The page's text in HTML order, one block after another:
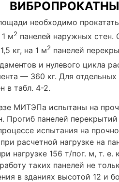
необходимо
1 м2 панелей наружных стен.
кг, на 1 м2 панелей
и нулевого цикла
— 360 кг. Для
в табл. 4-2.
МИТЭПа испытаны на
Прогиб панелей
испытания на
расчетной нагрузке на
нагрузке 156 т/пог. м, т.
таких панелей не
в зданиях высотой 12 и